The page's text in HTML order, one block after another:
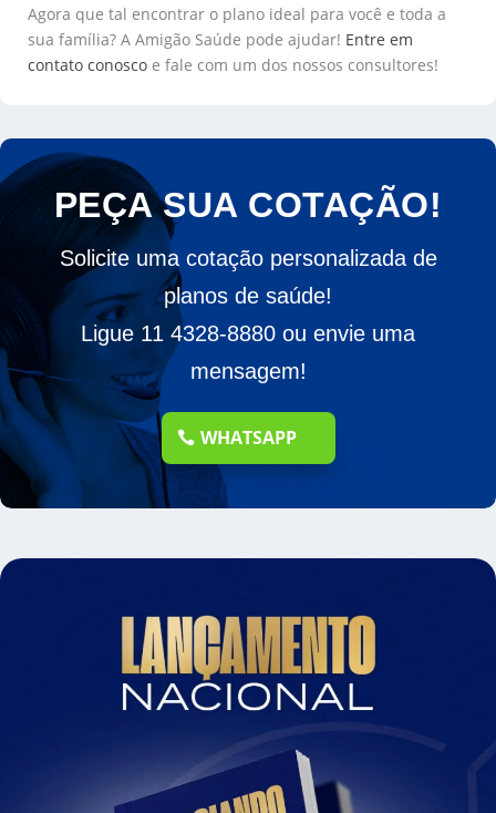
Agora que tal encontrar o plano ideal para você e toda a
sua família? A Amigão Saúde pode ajudar! Entre em
contato conosco e fale com um dos nossos consultores!
PEÇA SUA COTAÇÃO!
Solicite uma cotação personalizada de
planos de saúde!
Ligue 11 4328-8880 ou envie uma
mensagem!
WHATSAPP